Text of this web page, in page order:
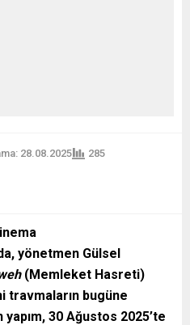
28.08.2025 285
yönetmen Gülsel
(Memleket Hasreti)
travmaların bugüne
30 Ağustos 2025’te